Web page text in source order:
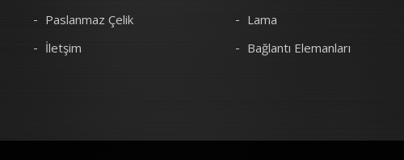
Paslanmaz Çelik
İletşim
Lama
Bağlantı Elemanları